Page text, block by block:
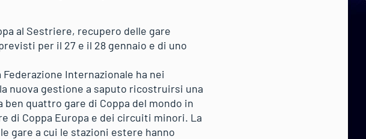
al Sestriere, recupero delle gare
per il 27 e il 28 gennaio e di uno
Internazionale ha nei
nuova gestione a saputo ricostruirsi una
quattro gare di Coppa del mondo in
di Coppa Europa e dei circuiti minori. La
gare a cui le stazioni estere hanno